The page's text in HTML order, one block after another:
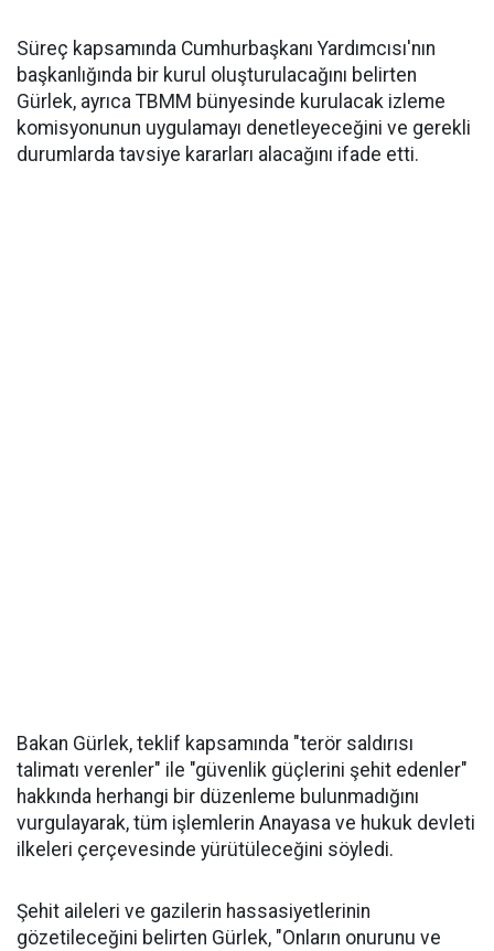
Süreç kapsamında Cumhurbaşkanı Yardımcısı'nın
başkanlığında bir kurul oluşturulacağını belirten
Gürlek, ayrıca TBMM bünyesinde kurulacak izleme
komisyonunun uygulamayı denetleyeceğini ve gerekli
durumlarda tavsiye kararları alacağını ifade etti.
Bakan Gürlek, teklif kapsamında "terör saldırısı
talimatı verenler" ile "güvenlik güçlerini şehit edenler"
hakkında herhangi bir düzenleme bulunmadığını
vurgulayarak, tüm işlemlerin Anayasa ve hukuk devleti
ilkeleri çerçevesinde yürütüleceğini söyledi.
Şehit aileleri ve gazilerin hassasiyetlerinin
gözetileceğini belirten Gürlek, "Onların onurunu ve